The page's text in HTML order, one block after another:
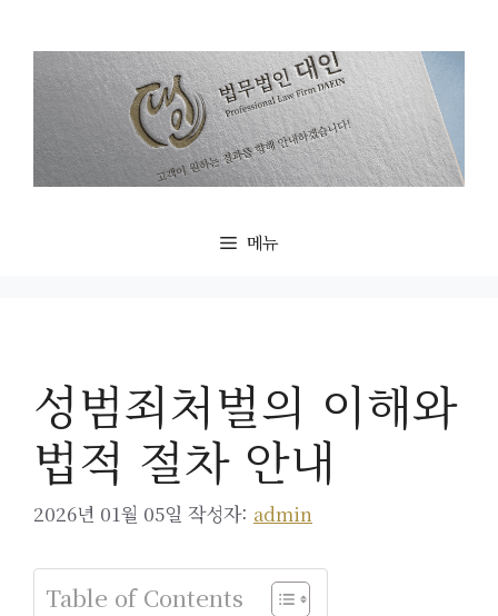
메뉴
성범죄처벌의 이해와
법적 절차 안내
2026년 01월 05일 작성자: admin
Table of Contents